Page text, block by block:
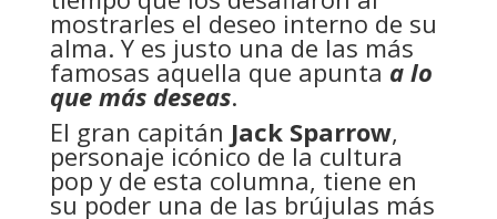
mostrarles el deseo interno de su
alma. Y es justo una de las más
famosas aquella que apunta a lo
que más deseas.
El gran capitán Jack Sparrow,
personaje icónico de la cultura
pop y de esta columna, tiene en
su poder una de las brújulas más